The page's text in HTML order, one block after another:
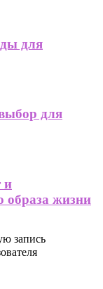
для
для
и
образа жизни
запись